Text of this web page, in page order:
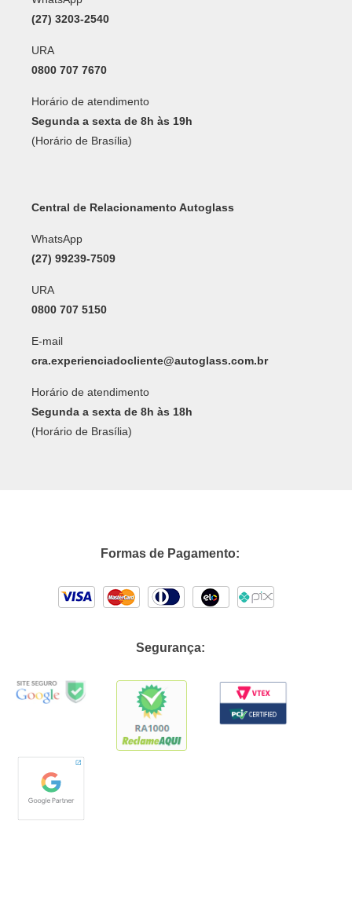
(27) 3203-2540
URA
0800 707 7670
Horário de atendimento
Segunda a sexta de 8h às 19h
(Horário de Brasília)
Central de Relacionamento Autoglass
WhatsApp
(27) 99239-7509
URA
0800 707 5150
E-mail
cra.experienciadocliente@autoglass.com.br
Horário de atendimento
Segunda a sexta de 8h às 18h
(Horário de Brasília)
Formas de Pagamento:
Segurança: